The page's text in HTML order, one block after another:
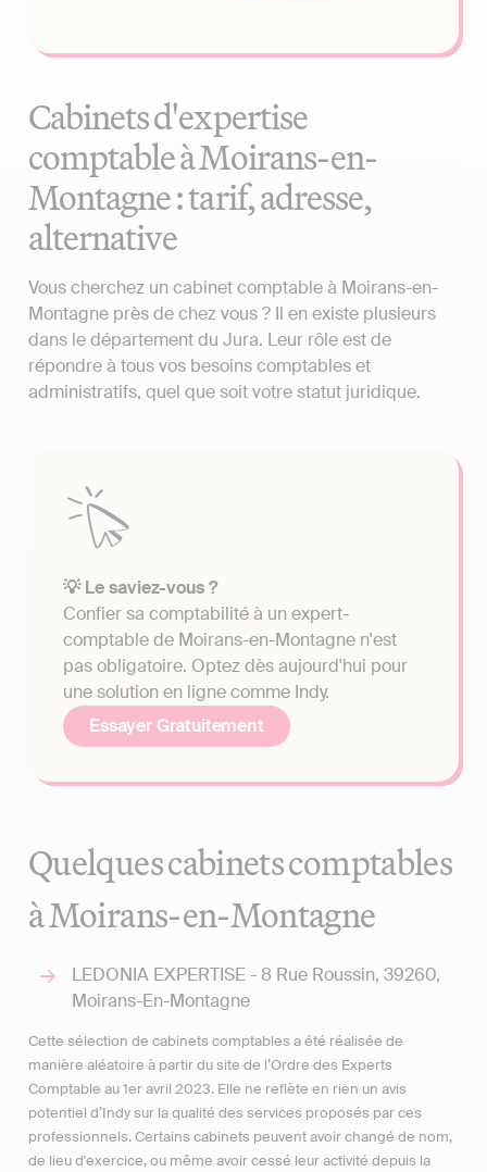
Cabinets d'expertise
comptable à Moirans-en-
Montagne : tarif, adresse,
alternative
Vous cherchez un cabinet comptable à Moirans-en-
Montagne près de chez vous ? Il en existe plusieurs
dans le département du Jura. Leur rôle est de
répondre à tous vos besoins comptables et
administratifs, quel que soit votre statut juridique.
💡 Le saviez-vous ?
Confier sa comptabilité à un expert-
comptable de Moirans-en-Montagne n'est
pas obligatoire. Optez dès aujourd'hui pour
une solution en ligne comme Indy.
Essayer Gratuitement
Quelques cabinets comptables
à Moirans-en-Montagne
LEDONIA EXPERTISE - 8 Rue Roussin, 39260,
Moirans-En-Montagne
Cette sélection de cabinets comptables a été réalisée de
manière aléatoire à partir du site de l’Ordre des Experts
Comptable au 1er avril 2023. Elle ne reflète en rien un avis
potentiel d’Indy sur la qualité des services proposés par ces
professionnels. Certains cabinets peuvent avoir changé de nom,
de lieu d'exercice, ou même avoir cessé leur activité depuis la